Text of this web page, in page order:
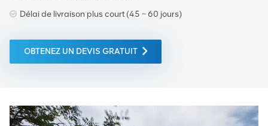
Délai de livraison plus court (45 ~ 60 jours)
OBTENEZ UN DEVIS GRATUIT